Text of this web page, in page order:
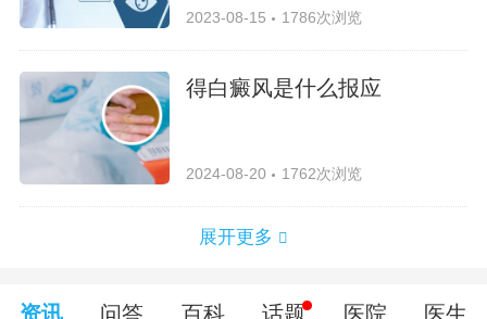
2023-08-15 1786次浏览
得白癜风是什么报应
2024-08-20 1762次浏览
展开更多
资讯 问答 百科 话题 医院 医生